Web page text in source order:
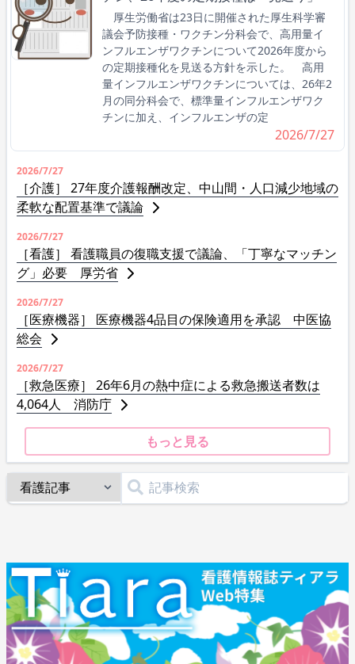
厚生労働省は23日に開催された厚生科学審
議会予防接種・ワクチン分科会で、高用量イ
ンフルエンザワクチンについて2026年度から
の定期接種化を見送る方針を示した。 高用
量インフルエンザワクチンについては、26年2
月の同分科会で、標準量インフルエンザワク
チンに加え、インフルエンザの定
2026/7/27
2026/7/27
［介護］ 27年度介護報酬改定、中山間・人口減少地域の
柔軟な配置基準で議論
2026/7/27
［看護］ 看護職員の復職支援で議論、「丁寧なマッチン
グ」必要 厚労省
2026/7/27
［医療機器］ 医療機器4品目の保険適用を承認 中医協
総会
2026/7/27
［救急医療］ 26年6月の熱中症による救急搬送者数は
4,064人 消防庁
もっと見る